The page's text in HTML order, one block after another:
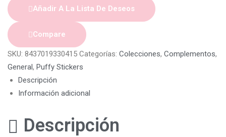
Añadir A La Lista De Deseos
Compare
SKU: 8437019330415 Categorías: Colecciones, Complementos,
General, Puffy Stickers
Descripción
Información adicional
Descripción